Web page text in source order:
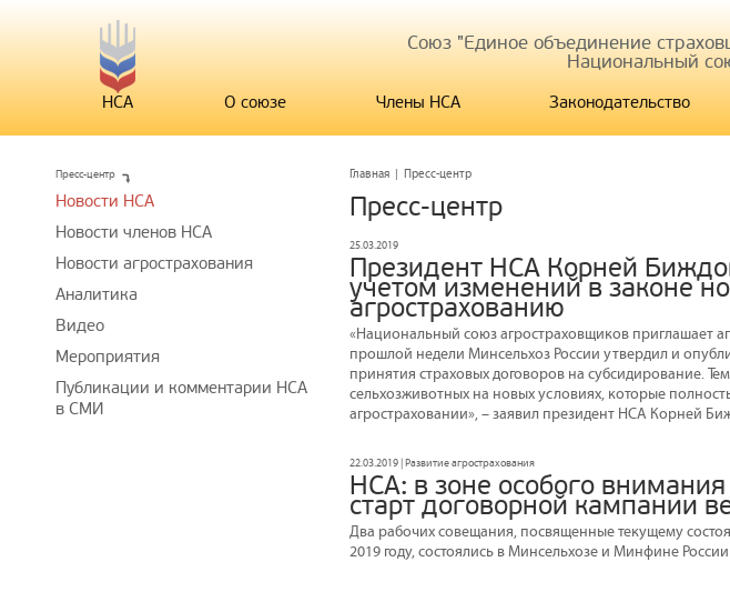
Союз "Единое объединение
Национальный
НСА О союзе Члены НСА Законодательство
Главная | Пресс-центр
Пресс-центр
25.03.2019
Президент НСА Корней
учетом изменений в законе
агрострахованию
«Национальный союз агростраховщиков приглашает
прошлой недели Минсельхоз России утвердил и
принятия страховых договоров на субсидирование.
сельхозживотных на новых условиях, которые
агростраховании», – заявил президент НСА Корней
22.03.2019 | Развитие агрострахования
НСА: в зоне особого
старт договорной кампании
Два рабочих совещания, посвященные текущему
2019 году, состоялись в Минсельхозе и Минфине
Пресс-центр
Новости НСА
Новости членов НСА
Новости агрострахования
Аналитика
Видео
Мероприятия
Публикации и комментарии НСА
в СМИ